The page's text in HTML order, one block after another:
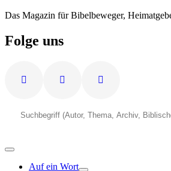
Das Magazin für Bibelbeweger,
Folge uns
Auf ein Wort